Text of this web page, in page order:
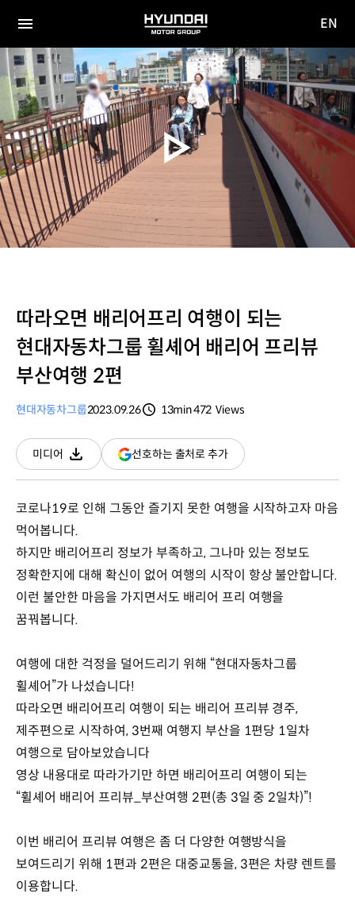
전체
메뉴
HYUNDAI
MOTOR
GROUP
사이
이동
EN
따라오면 배리어프리 여행이 되는
현대자동차그룹 휠셰어 배리어 프리뷰
부산여행 2편
현대자동차그룹2023.09.26
13min472 Views
미디어
다운로드
선호하는 출처로 추가(새
창
코로나19로 인해 그동안 즐기지 못한 여행을 시작하고자 마음
먹어봅니다.
하지만 배리어프리 정보가 부족하고, 그나마 있는 정보도
정확한지에 대해 확신이 없어 여행의 시작이 항상 불안합니다.
이런 불안한 마음을 가지면서도 배리어 프리 여행을
꿈꿔봅니다.
여행에 대한 걱정을 덜어드리기 위해 “현대자동차그룹
휠셰어”가 나섰습니다!
따라오면 배리어프리 여행이 되는 배리어 프리뷰 경주,
제주편으로 시작하여, 3번째 여행지 부산을 1편당 1일차
여행으로 담아보았습니다
영상 내용대로 따라가기만 하면 배리어프리 여행이 되는
“휠셰어 배리어 프리뷰_부산여행 2편(총 3일 중 2일차)”!
이번 배리어 프리뷰 여행은 좀 더 다양한 여행방식을
보여드리기 위해 1편과 2편은 대중교통을, 3편은 차량 렌트를
이용합니다.